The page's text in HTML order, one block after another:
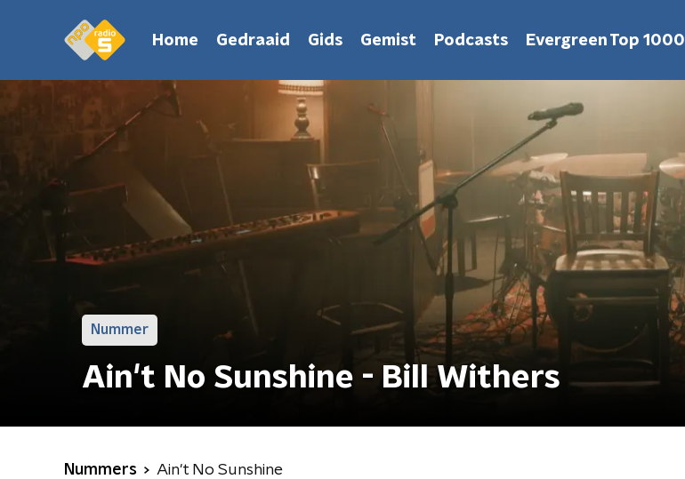
Home Gedraaid Gids Gemist Podcasts Evergreen Top 1000
Nummer
Ain't No Sunshine - Bill Withers
Nummers Ain't No Sunshine